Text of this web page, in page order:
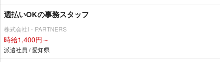
週払いOKの事務スタッフ
株式会社I・PARTNERS
時給1,400円～
派遣社員 / 愛知県